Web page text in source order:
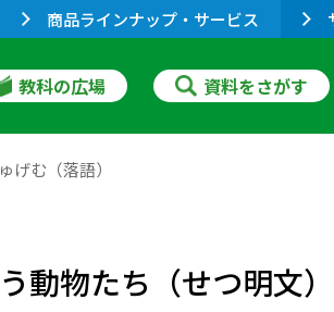
商品ラインナップ・サービス
教科の広場 資料をさがす
む（落語）
物たち（せつ明文）